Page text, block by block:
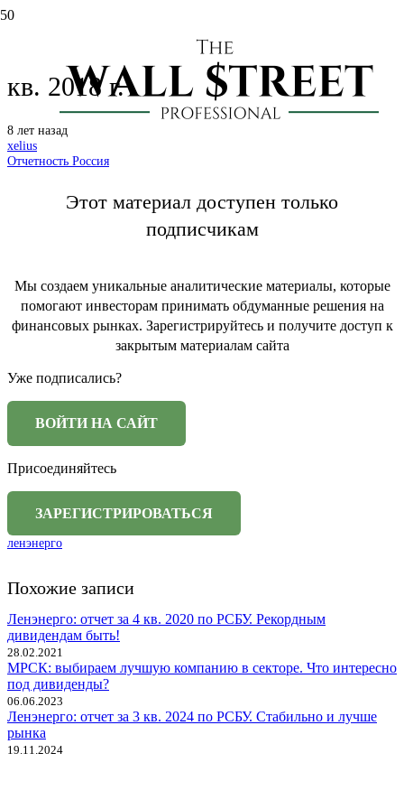
Ленэнерго: отчет по РСБУ за 3
кв. 2018 г.
8 лет назад
xelius
Отчетность Россия
Этот материал доступен только
подписчикам
Мы создаем уникальные аналитические материалы, которые
помогают инвесторам принимать обдуманные решения на
финансовых рынках. Зарегистрируйтесь и получите доступ к
закрытым материалам сайта
Уже подписались?
Присоединяйтесь
ленэнерго
Похожие записи
Ленэнерго: отчет за 4 кв. 2020 по РСБУ. Рекордным
дивидендам быть!
28.02.2021
МРСК: выбираем лучшую компанию в секторе. Что интересно
под дивиденды?
06.06.2023
Ленэнерго: отчет за 3 кв. 2024 по РСБУ. Стабильно и лучше
рынка
19.11.2024